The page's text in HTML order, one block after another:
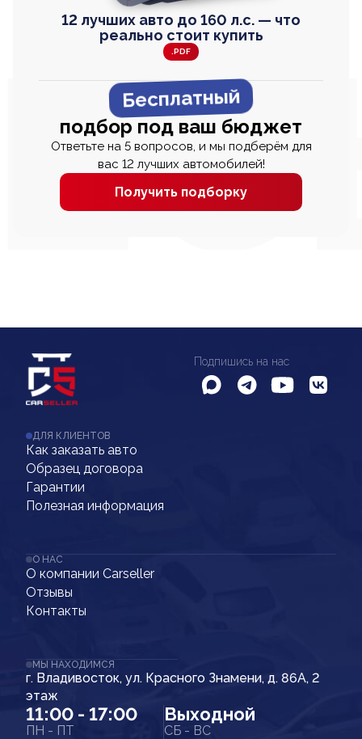
12 лучших авто до 160 л.с. — что
реально стоит купить
.PDF
Бесплатный
подбор под ваш бюджет
Ответьте на 5 вопросов, и мы подберём для
вас 12 лучших автомобилей!
Получить подборку
Подпишись на нас
ДЛЯ КЛИЕНТОВ
Как заказать авто
Образец договора
Гарантии
Полезная информация
О НАС
О компании Carseller
Отзывы
Контакты
МЫ НАХОДИМСЯ
г. Владивосток, ул. Красного Знамени, д. 86А, 2
этаж
11:00 - 17:00
ПН - ПТ
Выходной
СБ - ВС